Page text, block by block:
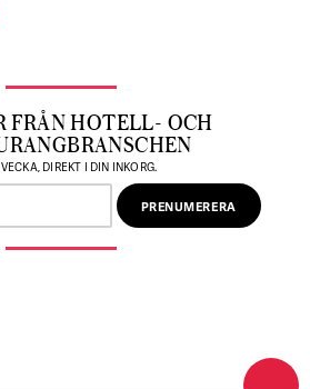
FRÅN HOTELL- OCH
DIREKT I DIN INKORG.